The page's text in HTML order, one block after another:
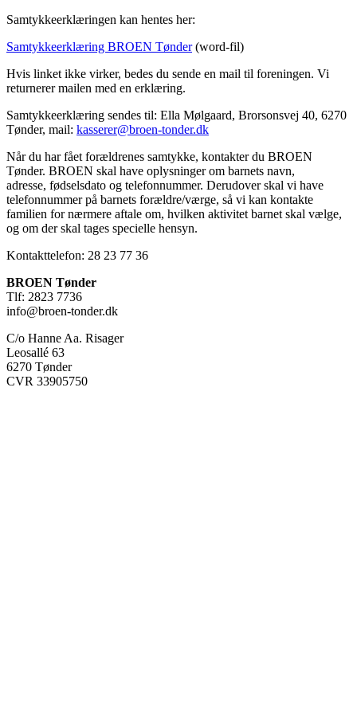
Samtykkeerklæringen kan hentes her:
Samtykkeerklæring BROEN Tønder(word-fil)
Hvis linket ikke virker, bedes du sende en mail til foreningen. Vi
returnerer mailen med en erklæring.
Samtykkeerklæring sendes til: Ella Mølgaard, Brorsonsvej 40, 6270
Tønder, mail: kasserer@broen-tonder.dk
Når du har fået forældrenes samtykke, kontakter du BROEN
Tønder. BROEN skal have oplysninger om barnets navn,
adresse, fødselsdato og telefonnummer. Derudover skal vi have
telefonnummer på barnets forældre/værge, så vi kan kontakte
familien for nærmere aftale om, hvilken aktivitet barnet skal vælge,
og om der skal tages specielle hensyn.
Kontakttelefon: 28 23 77 36
BROEN Tønder
Tlf: 2823 7736
info@broen-tonder.dk
C/o Hanne Aa. Risager
Leosallé 63
6270 Tønder
CVR 33905750